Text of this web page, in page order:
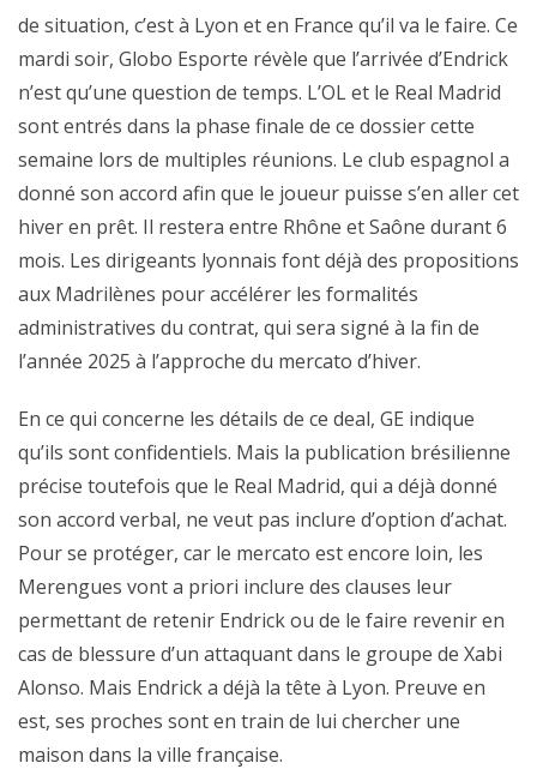
de situation, c’est à Lyon et en France qu’il va le faire. Ce
mardi soir, Globo Esporte révèle que l’arrivée d’Endrick
n’est qu’une question de temps. L’OL et le Real Madrid
sont entrés dans la phase finale de ce dossier cette
semaine lors de multiples réunions. Le club espagnol a
donné son accord afin que le joueur puisse s’en aller cet
hiver en prêt. Il restera entre Rhône et Saône durant 6
mois. Les dirigeants lyonnais font déjà des propositions
aux Madrilènes pour accélérer les formalités
administratives du contrat, qui sera signé à la fin de
l’année 2025 à l’approche du mercato d’hiver.
En ce qui concerne les détails de ce deal, GE indique
qu’ils sont confidentiels. Mais la publication brésilienne
précise toutefois que le Real Madrid, qui a déjà donné
son accord verbal, ne veut pas inclure d’option d’achat.
Pour se protéger, car le mercato est encore loin, les
Merengues vont a priori inclure des clauses leur
permettant de retenir Endrick ou de le faire revenir en
cas de blessure d’un attaquant dans le groupe de Xabi
Alonso. Mais Endrick a déjà la tête à Lyon. Preuve en
est, ses proches sont en train de lui chercher une
maison dans la ville française.